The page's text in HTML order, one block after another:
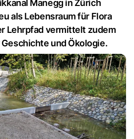
Manegg in Zürich
als Lebensraum für Flora
Lehrpfad vermittelt zudem
und Ökologie.